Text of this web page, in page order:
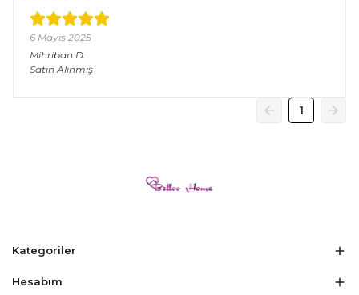
6 Mayıs 2025
Mihriban D.
Satın Alınmış
1
Kadın Üst Giyim
Kadın Bluz
Kadın Gömlek
Kategoriler
Hesabım